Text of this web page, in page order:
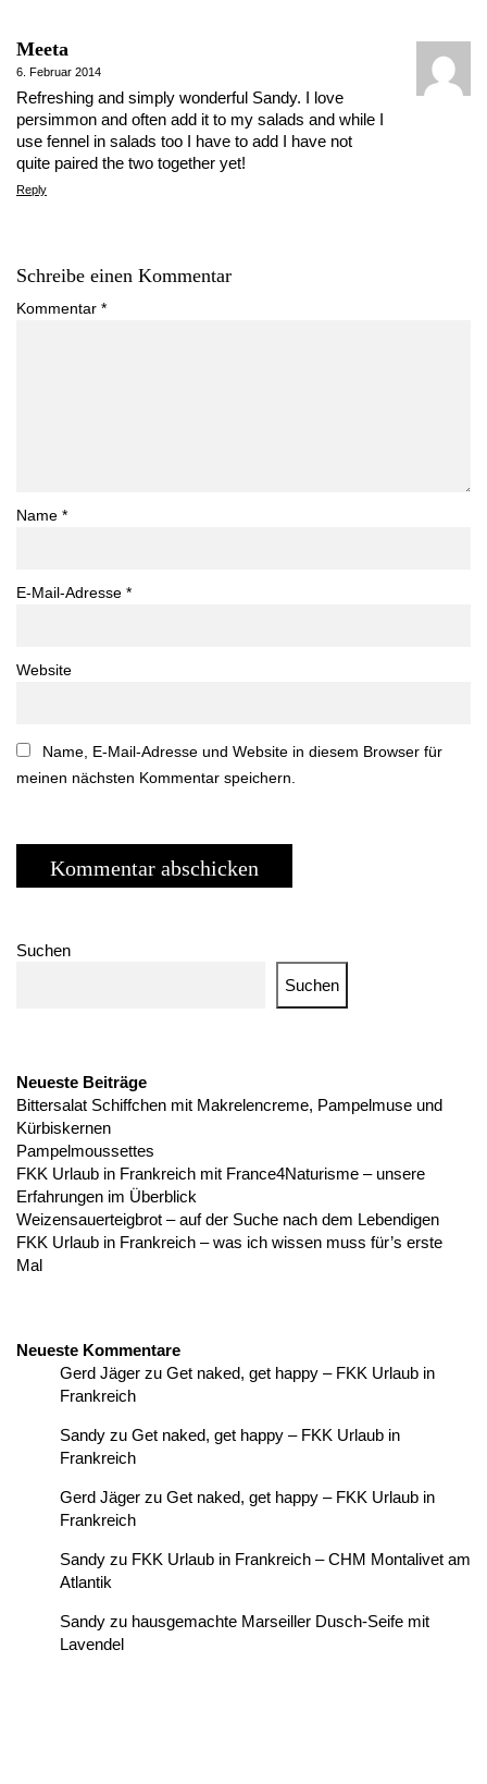
Meeta
6. Februar 2014
Refreshing and simply wonderful Sandy. I love
persimmon and often add it to my salads and while I
use fennel in salads too I have to add I have not
quite paired the two together yet!
Reply
Schreibe einen Kommentar
Kommentar *
Name *
E-Mail-Adresse *
Website
Name, E-Mail-Adresse und Website in diesem Browser für
meinen nächsten Kommentar speichern.
Suchen
Suchen
Neueste Beiträge
Bittersalat Schiffchen mit Makrelencreme, Pampelmuse und
Kürbiskernen
Pampelmoussettes
FKK Urlaub in Frankreich mit France4Naturisme – unsere
Erfahrungen im Überblick
Weizensauerteigbrot – auf der Suche nach dem Lebendigen
FKK Urlaub in Frankreich – was ich wissen muss für’s erste
Mal
Neueste Kommentare
Gerd Jäger zu Get naked, get happy – FKK Urlaub in
Frankreich
Sandy zu Get naked, get happy – FKK Urlaub in
Frankreich
Gerd Jäger zu Get naked, get happy – FKK Urlaub in
Frankreich
Sandy zu FKK Urlaub in Frankreich – CHM Montalivet am
Atlantik
Sandy zu hausgemachte Marseiller Dusch-Seife mit
Lavendel